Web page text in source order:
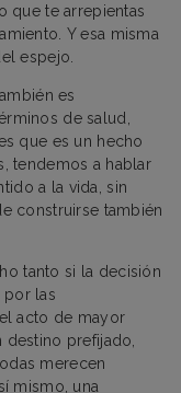
que te arrepientas
Y esa misma
espejo.
es
de salud,
que es un hecho
tendemos a hablar
a la vida, sin
construirse también
tanto si la decisión
por las
acto de mayor
destino prefijado,
merecen
mismo, una